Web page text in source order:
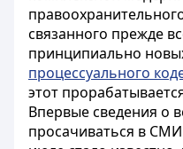
связанного прежде
принципиально
процессуального
этот
Впервые сведения о
просачиваться в